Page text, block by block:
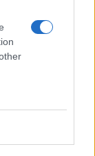
in
della vela